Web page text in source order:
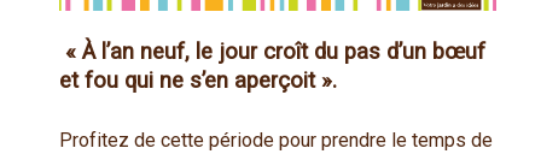
« À l’an neuf, le jour croît du pas d’un bœuf
et fou qui ne s’en aperçoit ».
Profitez de cette période pour prendre le temps de